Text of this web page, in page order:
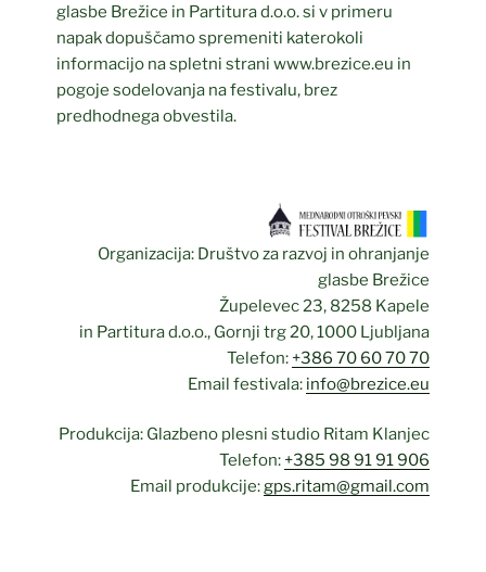
glasbe Brežice in Partitura d.o.o. si v primeru
napak dopuščamo spremeniti katerokoli
informacijo na spletni strani www.brezice.eu in
pogoje sodelovanja na festivalu, brez
predhodnega obvestila.
Organizacija: Društvo za razvoj in ohranjanje
glasbe Brežice
Župelevec 23, 8258 Kapele
in Partitura d.o.o., Gornji trg 20, 1000 Ljubljana
Telefon: +386 70 60 70 70
Email festivala: info@brezice.eu
Produkcija: Glazbeno plesni studio Ritam Klanjec
Telefon: +385 98 91 91 906
Email produkcije:gps.ritam@gmail.com